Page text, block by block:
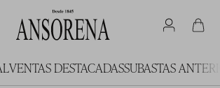
VENTAS DESTACADASSUBASTAS